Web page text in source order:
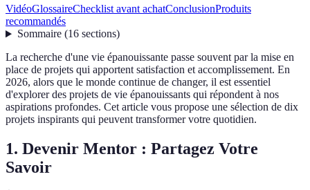
VidéoGlossaireChecklist avant achatConclusionProduits
recommandés
Sommaire(16 sections)
La recherche d'une vie épanouissante passe souvent par la mise en
place de projets qui apportent satisfaction et accomplissement. En
2026, alors que le monde continue de changer, il est essentiel
d'explorer des projets de vie épanouissants qui répondent à nos
aspirations profondes. Cet article vous propose une sélection de dix
projets inspirants qui peuvent transformer votre quotidien.
1. Devenir Mentor : Partagez Votre
Savoir